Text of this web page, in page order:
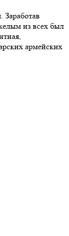
из всех был
армейских